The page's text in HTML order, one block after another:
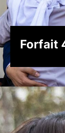
Forfait